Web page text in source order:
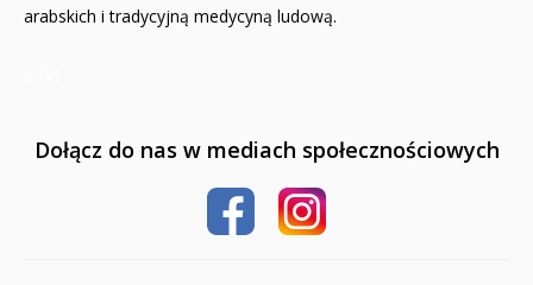
PORADNIKI
arabskich i tradycyjną medycyną ludową.
Dołącz do nas w mediach społecznościowych